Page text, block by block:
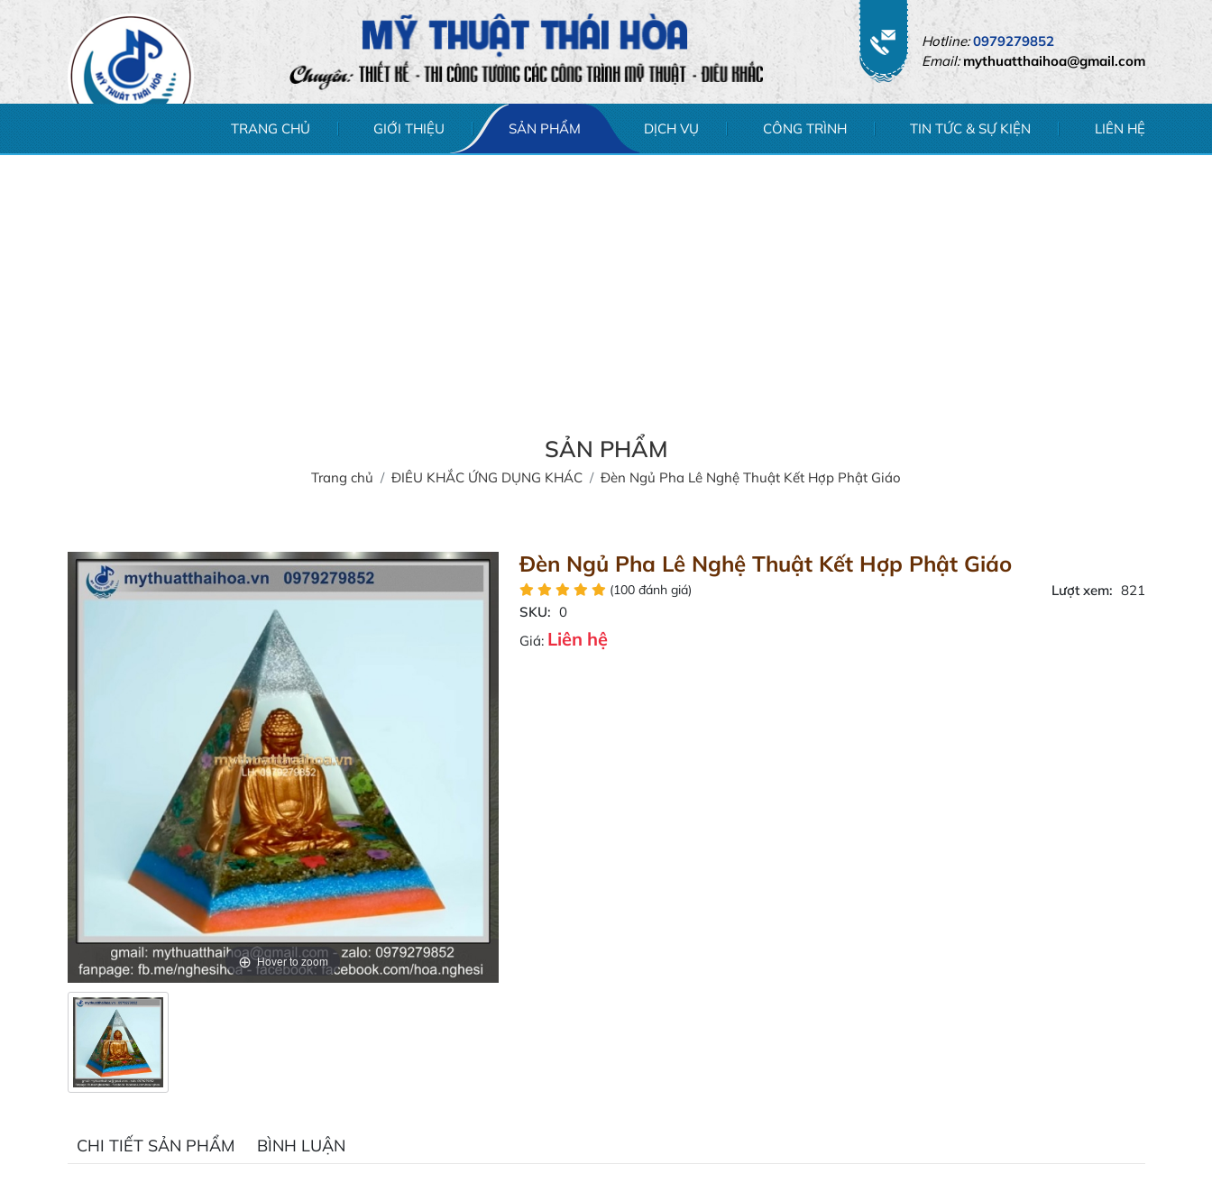
Hotline:0979279852
Email:mythuatthaihoa@gmail.com
TRANG CHỦ GIỚI THIỆU SẢN PHẨM DỊCH VỤ CÔNG TRÌNH TIN TỨC & SỰ KIỆN LIÊN HỆ
SẢN PHẨM
Trang chủ ĐIÊU KHẮC ỨNG DỤNG KHÁC Đèn Ngủ Pha Lê Nghệ Thuật Kết Hợp Phật Giáo
Hover to zoom
Đèn Ngủ Pha Lê Nghệ Thuật Kết Hợp Phật Giáo
(100 đánh giá) Lượt xem: 821
SKU: 0
Giá: Liên hệ
CHI TIẾT SẢN PHẨM BÌNH LUẬN